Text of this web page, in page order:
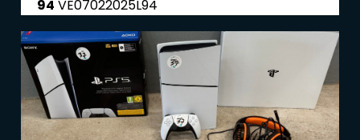
94 VE07022025L94